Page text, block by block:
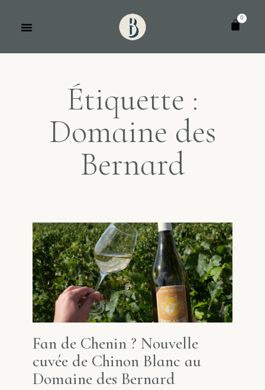
Étiquette :
Domaine des
Bernard
Fan de Chenin ? Nouvelle
cuvée de Chinon Blanc au
Domaine des Bernard